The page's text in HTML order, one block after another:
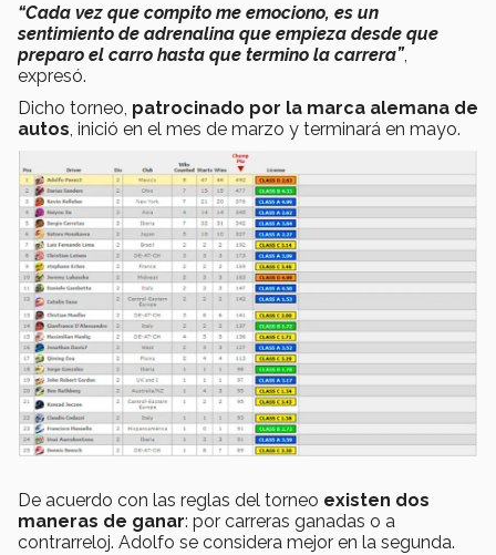
“Cada vez que compito me emociono, es un
sentimiento de adrenalina que empieza desde que
preparo el carro hasta que termino la carrera”,
expresó.
Dicho torneo, patrocinado por la marca alemana de
autos , inició en el mes de marzo y terminará en mayo.
De acuerdo con las reglas del torneo existen dos
maneras de ganar: por carreras ganadas o a
contrarreloj. Adolfo se considera mejor en la segunda.